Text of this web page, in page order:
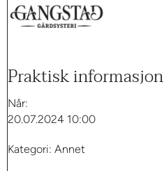
Praktisk informasjon
Når:
20.07.2024 10:00
Kategori: Annet